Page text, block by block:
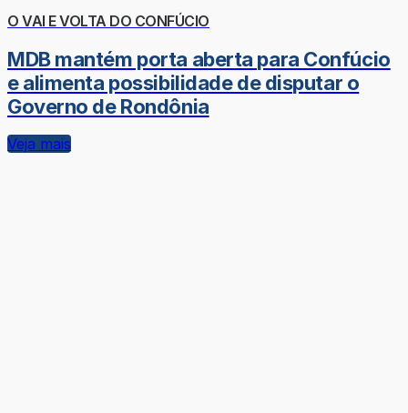
O VAI E VOLTA DO CONFÚCIO
MDB mantém porta aberta para Confúcio
e alimenta possibilidade de disputar o
Governo de Rondônia
Veja mais